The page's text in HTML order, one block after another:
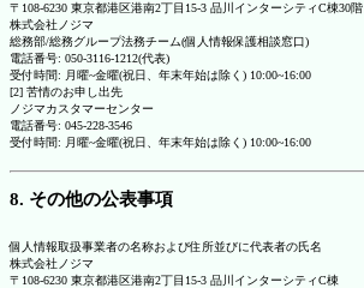
〒108-6230 東京都港区港南2丁目15-3 品川インターシティC棟30階
株式会社ノジマ
総務部/総務グループ法務チーム(個人情報保護相談窓口)
電話番号: 050-3116-1212(代表)
受付時間: 月曜~金曜(祝日、年末年始は除く) 10:00~16:00
[2] 苦情のお申し出先
ノジマカスタマーセンター
電話番号: 045-228-3546
受付時間: 月曜~金曜(祝日、年末年始は除く) 10:00~16:00
8. その他の公表事項
個人情報取扱事業者の名称および住所並びに代表者の氏名
株式会社ノジマ
〒108-6230 東京都港区港南2丁目15-3 品川インターシティC棟